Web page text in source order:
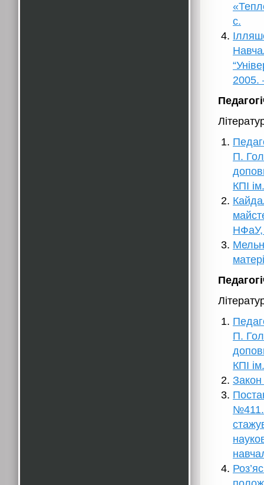
с.
2005.
П.
КПІ
НФаУ,
П.
КПІ
№411.